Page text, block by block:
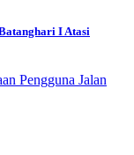
I Atasi